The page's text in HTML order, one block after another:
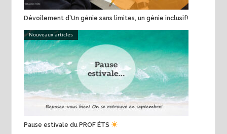
Dévoilement d’Un génie sans limites, un génie inclusif!
Nouveaux articles
Pause estivale du PROF ÉTS